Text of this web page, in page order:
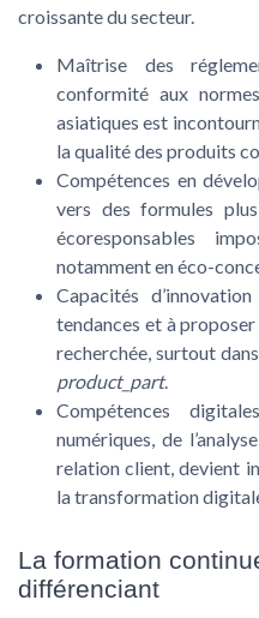
croissante du secteur.
Maîtrise des
conformité aux
asiatiques est
la qualité des produits
Compétences en
vers des formules
écoresponsables
notamment en éco-
Capacités d’innovation
tendances et à
recherchée, surtout
product_part.
Compétences digitales
numériques, de
relation client, devient
la transformation
La formation
différenciant